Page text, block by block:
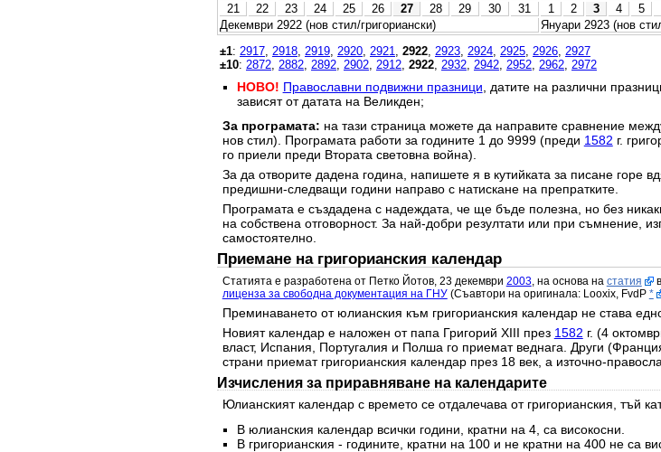
21
22 23 24 25 26 27 28 29 30 31 1 2 3 4 5
Декември 2922 (нов стил/григориански)
Януари 2923 (нов
±1: 2917 2918 2919 2920 2921 2922 2923 2924 2925 2926 2927
±10: 2872 2882 2892 2902 2912 2922 2932 2942 2952 2962 2972
НОВО! Православни подвижни празници , датите на различни
зависят от датата на Великден;
За програмата: на тази страница можете да направите сравнение
нов стил). Програмата работи за годините 1 до 9999 (преди 1582 г.
го приели преди Втората световна война).
За да отворите дадена година, напишете я в кутийката за писане горе
предишни-следващи години направо с натискане на препратките.
Програмата е създадена с надеждата, че ще бъде полезна, но без
на собствена отговорност. За най-добри резултати или при съмнение,
самостоятелно.
Приемане на григорианския календар
Статията е разработена от Петко Йотов, 23 декември 2003, на основа на статия
лиценза за свободна документация на ГНУ(Съавтори на оригинала: Looxix, FvdP *
Преминаването от юлианския към григорианския календар не става
Новият календар е наложен от папа Григорий XIII през 1582 г. (4
власт, Испания, Португалия и Полша го приемат веднага. Други
страни приемат григорианския календар през 18 век, а източно-
Изчисления за приравняване на календарите
Юлианският календар с времето се отдалечава от григорианския, тъй
В юлианския календар всички години, кратни на 4, са високосни.
В григорианския - годините, кратни на 100 и не кратни на 400 не са